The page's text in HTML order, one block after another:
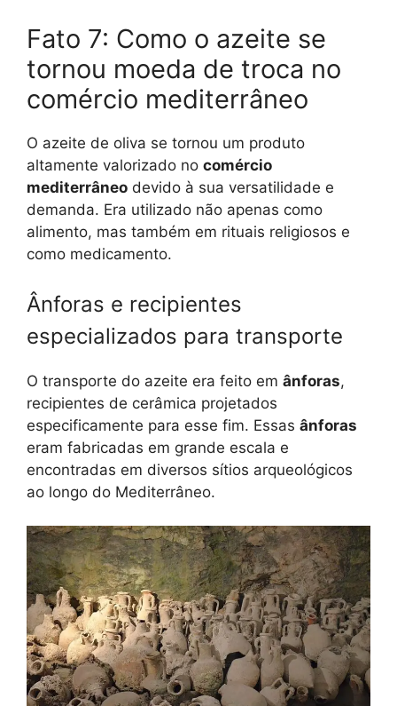
Fato 7: Como o azeite se
tornou moeda de troca no
comércio mediterrâneo
O azeite de oliva se tornou um produto
altamente valorizado no comércio
mediterrâneo devido à sua versatilidade e
demanda. Era utilizado não apenas como
alimento, mas também em rituais religiosos e
como medicamento.
Ânforas e recipientes
especializados para transporte
O transporte do azeite era feito em ânforas,
recipientes de cerâmica projetados
especificamente para esse fim. Essas ânforas
eram fabricadas em grande escala e
encontradas em diversos sítios arqueológicos
ao longo do Mediterrâneo.